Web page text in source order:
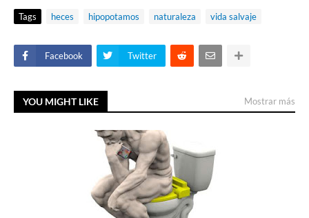
Tags heces hipopotamos naturaleza vida salvaje
Facebook Twitter
YOU MIGHT LIKE Mostrar más